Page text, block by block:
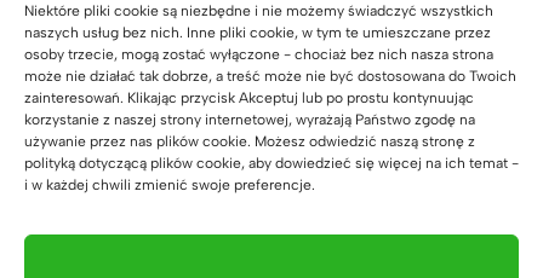
Niektóre pliki cookie są niezbędne i nie możemy świadczyć wszystkich
naszych usług bez nich. Inne pliki cookie, w tym te umieszczane przez
osoby trzecie, mogą zostać wyłączone - chociaż bez nich nasza strona
może nie działać tak dobrze, a treść może nie być dostosowana do Twoich
zainteresowań. Klikając przycisk Akceptuj lub po prostu kontynuując
korzystanie z naszej strony internetowej, wyrażają Państwo zgodę na
używanie przez nas plików cookie. Możesz odwiedzić naszą stronę z
polityką dotyczącą plików cookie, aby dowiedzieć się więcej na ich temat -
i w każdej chwili zmienić swoje preferencje.